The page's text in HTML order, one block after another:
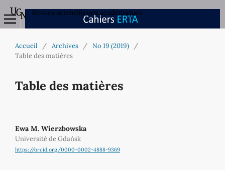
Revues scientifiques académiques
Accueil / Archives / No 19 (2019)
/
Table des matières
Table des matières
Ewa M. Wierzbowska
Université de Gdańsk
https://orcid.org/0000-0002-4888-9369